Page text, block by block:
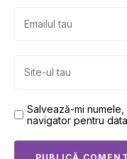
Salvează-mi
navigator pentru